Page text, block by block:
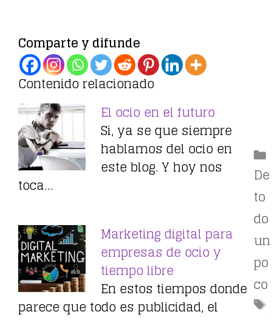
Comparte y difunde
Contenido relacionado
El ocio en el futuro
Si, ya se que siempre
hablamos del ocio en
este blog. Y hoy nos
toca…
Marketing digital para
empresas de ocio y
tiempo libre
En estos tiempos donde
parece que todo es publicidad, el
De
to
do
un
po
co